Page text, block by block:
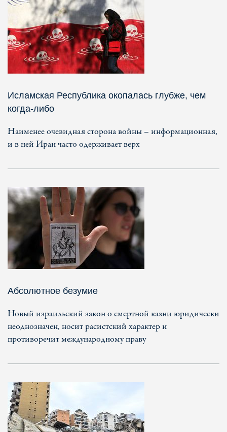
Исламская Республика окопалась глубже, чем
когда-либо
Наименее очевидная сторона войны – информационная,
и в ней Иран часто одерживает верх
Абсолютное безумие
Новый израильский закон о смертной казни юридически
неоднозначен, носит расистский характер и
противоречит международному праву